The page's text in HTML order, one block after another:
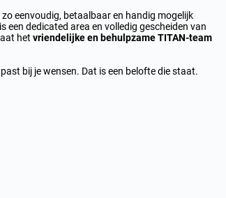
eenvoudig, betaalbaar en handig mogelijk
een dedicated area en volledig gescheiden van
het vriendelijke en behulpzame TITAN-team
bij je wensen. Dat is een belofte die staat.